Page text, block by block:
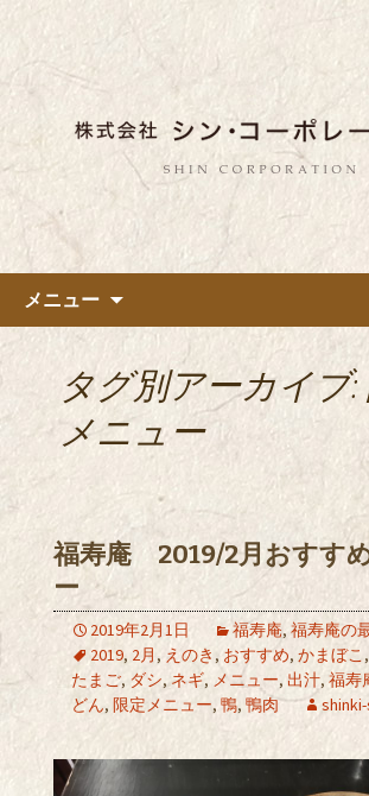
都内に5店舗展開して
のお店「真希（しん
営する「株式会社シ
レーション」のブロ
東京都内に5店舗ある美味
店「真希（しんき）」と
会社シン・コーポレーシ
情報はこちら。店舗によっ
業、宴会なども承ってお
のメニューも豊富にご用意
メニュー
タグ別アーカイブ:
メニュー
福寿庵 2019/2月おすす
ー
2019年2月1日 福寿庵, 福寿庵の
2019, 2月 , えのき , おすすめ, かまぼこ,
たまご, ダシ,ネギ, メニュー, 出汁, 福寿
どん, 限定メニュー, 鴨, 鴨肉